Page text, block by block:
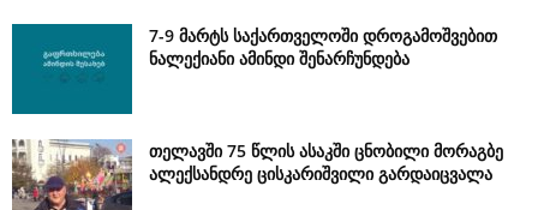
7-9 მარტს საქართველოში დროგამოშვებით
ნალექიანი ამინდი შენარჩუნდება
თელავში 75 წლის ასაკში ცნობილი მორაგბე
ალექსანდრე ცისკარიშვილი გარდაიცვალა